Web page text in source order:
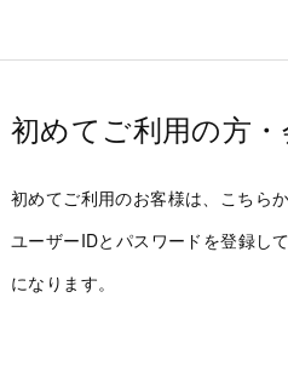
初めてご利用の方
初めてご利用のお客様は、こちら
ユーザーIDとパスワードを登録し
になります。